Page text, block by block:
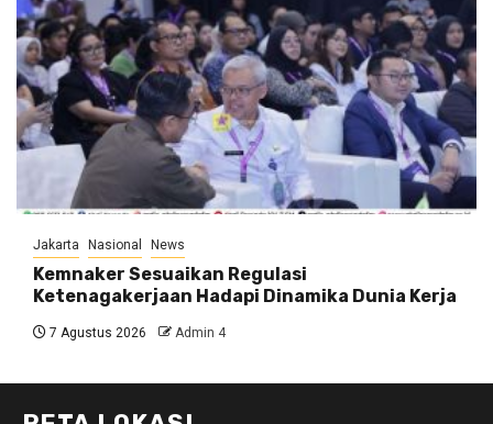
Jakarta Nasional News
Kemnaker Sesuaikan Regulasi
Ketenagakerjaan Hadapi Dinamika Dunia Kerja
7 Agustus 2026 Admin 4